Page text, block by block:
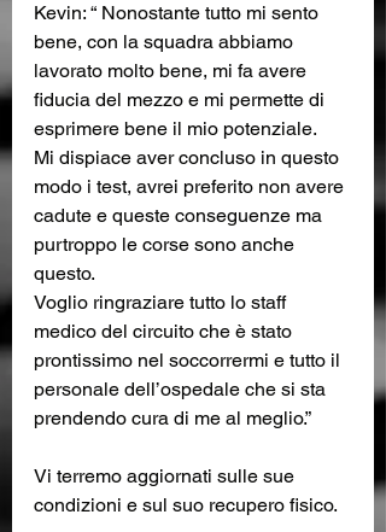
Kevin: “ Nonostante tutto mi sento
bene, con la squadra abbiamo
lavorato molto bene, mi fa avere
fiducia del mezzo e mi permette di
esprimere bene il mio potenziale.
Mi dispiace aver concluso in questo
modo i test, avrei preferito non avere
cadute e queste conseguenze ma
purtroppo le corse sono anche
questo.
Voglio ringraziare tutto lo staff
medico del circuito che è stato
prontissimo nel soccorrermi e tutto il
personale dell’ospedale che si sta
prendendo cura di me al meglio.”
Vi terremo aggiornati sulle sue
condizioni e sul suo recupero fisico.